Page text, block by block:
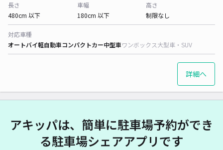
長さ
480cm 以下
車幅
180cm 以下
高さ
制限なし
対応車種
オートバイ軽自動車コンパクトカー中型車ワンボックス大型車・SUV
詳細へ
アキッパは、簡単に駐車場予約ができ
る駐車場シェアアプリです